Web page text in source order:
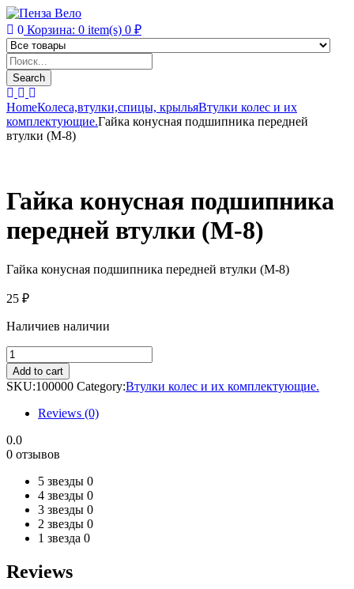
0 Корзина: 0 item(s) 0 ₽
Products
search
Search
HomeКолеса,втулки,спицы, крыльяВтулки колес и их
комплектующие.Гайка конусная подшипника передней
втулки (М-8)
Гайка конусная подшипника
передней втулки (М-8)
Гайка конусная подшипника передней втулки (М-8)
25 ₽
Наличиев наличии
Гайка
конусная
подшипника
передней
втулки
quantity
Add to cart
SKU:100000 Category:Втулки колес и их комплектующие.
Reviews (0)
0.0
0 отзывов
5 звезды 0
4 звезды 0
3 звезды 0
2 звезды 0
1 звезда 0
Reviews